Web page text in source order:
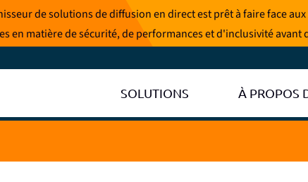
de solutions de diffusion en direct est prêt à faire face
en matière de sécurité, de performances et d'inclusivité avant
SOLUTIONS À PROPOS